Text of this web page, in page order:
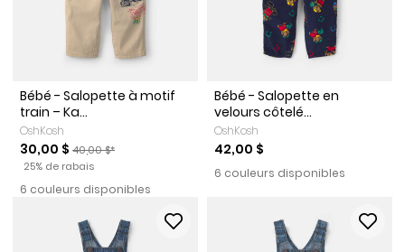
Bébé - Salopette à motif
train – Ka...
OshKosh
Prix de solde
30,00 $ Prix ​​de détail suggéré par le fabricant
40,00 $*
Pourcentage de rabais
25% de rabais
6 couleurs disponibles
Bébé - Salopette en
velours côtelé...
OshKosh
42,00 $
6 couleurs disponibles